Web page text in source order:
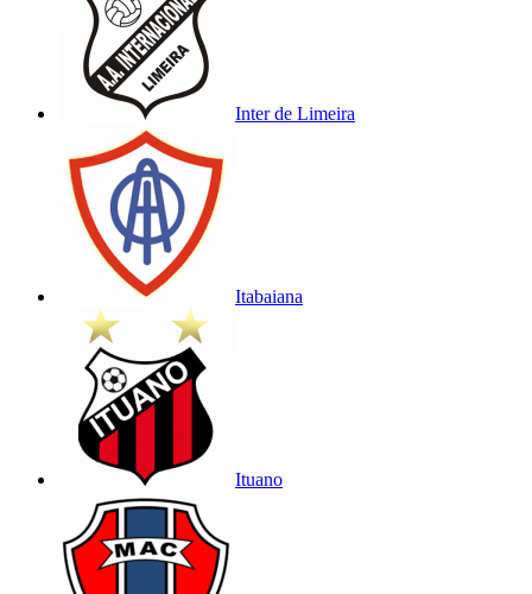
Inter de Limeira
Itabaiana
Ituano